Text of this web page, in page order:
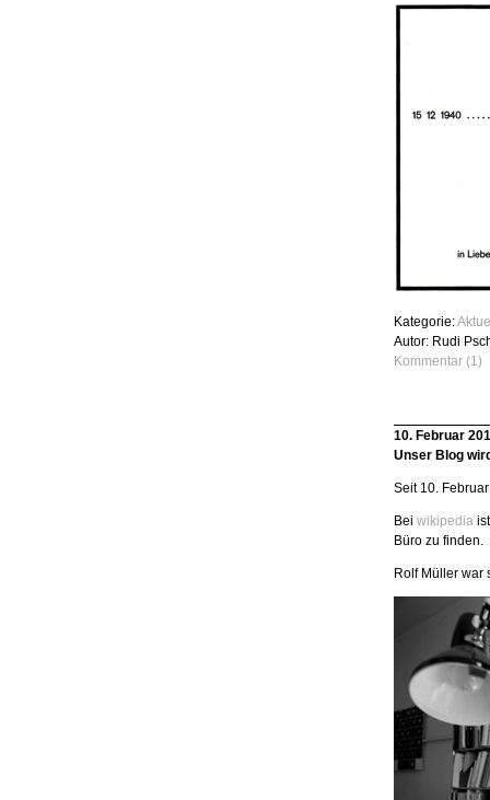
Kategorie:
Autor: Rudi
Kommentar (1)
10. Februar
Unser Blog
Seit 10.
Bei wikipedia
Büro zu finden.
Rolf Müller war